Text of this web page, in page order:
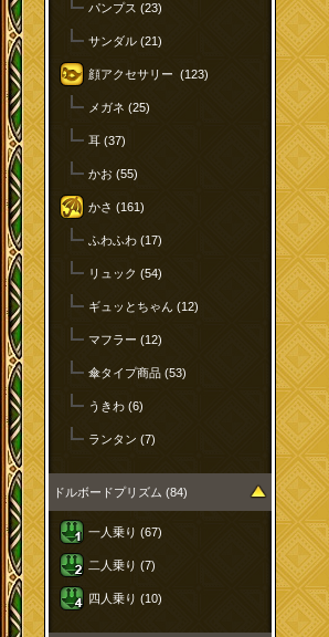
パンプス (23)
サンダル (21)
顔アクセサリー (123)
メガネ (25)
耳 (37)
かお (55)
かさ (161)
ふわふわ (17)
リュック (54)
ギュッとちゃん (12)
マフラー (12)
傘タイプ商品 (53)
うきわ (6)
ランタン (7)
ドルボードプリズム (84)
一人乗り (67)
二人乗り (7)
四人乗り (10)